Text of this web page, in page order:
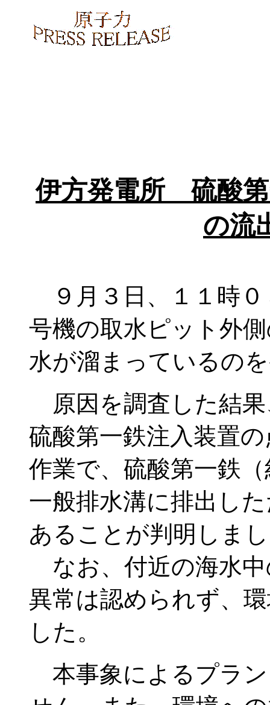
伊方発電所 硫酸第
の流
９月３日、１１時０
号機の取水ピット外
水が溜まっているの
原因を調査した結果
硫酸第一鉄注入装置
作業で、硫酸第一鉄
一般排水溝に排出し
あることが判明しま
なお、付近の海水中
異常は認められず、
した。
本事象によるプラ